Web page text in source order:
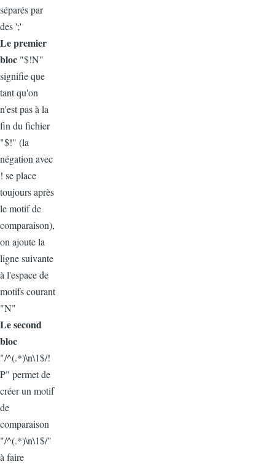
séparés par
des ';'
Le premier
bloc "$!N"
signifie que
tant qu'on
n'est pas à la
fin du fichier
"$!" (la
négation avec
! se place
toujours après
le motif de
comparaison),
on ajoute la
ligne suivante
à l'espace de
motifs courant
"N"
Le second
bloc
"/^(.*)\n\1$/!
P" permet de
créer un motif
de
comparaison
"/^(.*)\n\1$/"
à faire